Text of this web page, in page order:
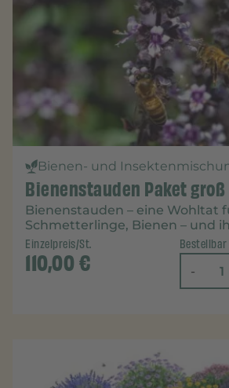
Bienen- und
Bienenstauden Paket groß
Bienenstauden – eine Wohltat
Schmetterlinge, Bienen – und
Einzelpreis/St.
110,00€
Bestellbar
-